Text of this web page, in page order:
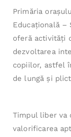
Primăria
Educaţională –
oferă activităţi
dezvoltarea
copiilor, astfel
de lungă şi
Timpul liber va
valorificarea